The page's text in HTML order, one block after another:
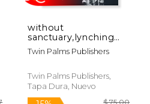
without
sanctuary,lynching
photography in
america (en Inglés)
Twin Palms Publishers
Twin Palms Publishers,
Tapa Dura, Nuevo